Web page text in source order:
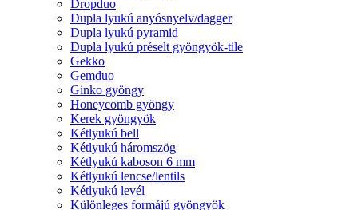
Dropduo
Dupla lyukú anyósnyelv/dagger
Dupla lyukú pyramid
Dupla lyukú préselt gyöngyök-tile
Gekko
Gemduo
Ginko gyöngy
Honeycomb gyöngy
Kerek gyöngyök
Kétlyukú bell
Kétlyukú háromszög
Kétlyukú kaboson 6 mm
Kétlyukú lencse/lentils
Kétlyukú levél
Különleges formájú gyöngyök